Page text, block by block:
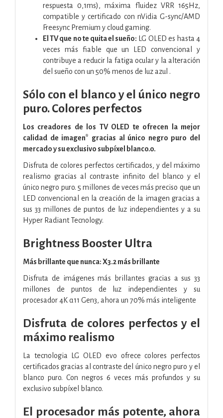
respuesta 0,1ms), máxima fluidez VRR 165Hz,
compatible y certificado con nVidia G-sync/AMD
Freesync Premium y cloud gaming.
El TV que no te quita el sueño: LG OLED es hasta 4
veces más fiable que un LED convencional y
contribuye a reducir la fatiga ocular y la alteración
del sueño con un 50% menos de luz azul .
Sólo con el blanco y el único negro
puro. Colores perfectos
Los creadores de los TV OLED te ofrecen la mejor
calidad de imagen* gracias al único negro puro del
mercado y su exclusivo subpíxel blanco.o.
Disfruta de colores perfectos certificados, y del máximo
realismo gracias al contraste infinito del blanco y el
único negro puro. 5 millones de veces más preciso que un
LED convencional en la creación de la imagen gracias a
sus 33 millones de puntos de luz independientes y a su
Hyper Radiant Tecnology.
Brightness Booster Ultra
Más brillante que nunca: X3.2 más brillante
Disfruta de imágenes más brillantes gracias a sus 33
millones de puntos de luz independientes y su
procesador 4K α11 Gen3, ahora un 70% más inteligente
Disfruta de colores perfectos y el
máximo realismo
La tecnologia LG OLED evo ofrece colores perfectos
certificados gracias al contraste del único negro puro y el
blanco puro. Con negros 6 veces más profundos y su
exclusivo subpíxel blanco.
El procesador más potente, ahora